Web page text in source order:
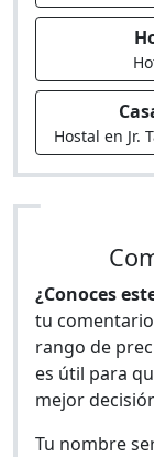
Hostal en Jr.
¿Conoces
tu
rango de
es útil para
mejor
Tu nombre